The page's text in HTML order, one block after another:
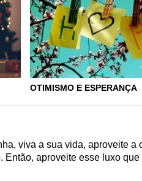
OTIMISMO E ESPERANÇA
viva a sua vida, aproveite a
Então, aproveite esse luxo que